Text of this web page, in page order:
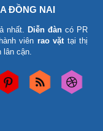
ĐỒNG NAI
nhất. Diễn đàn có PR
viên rao vặttại thị
lân cận.